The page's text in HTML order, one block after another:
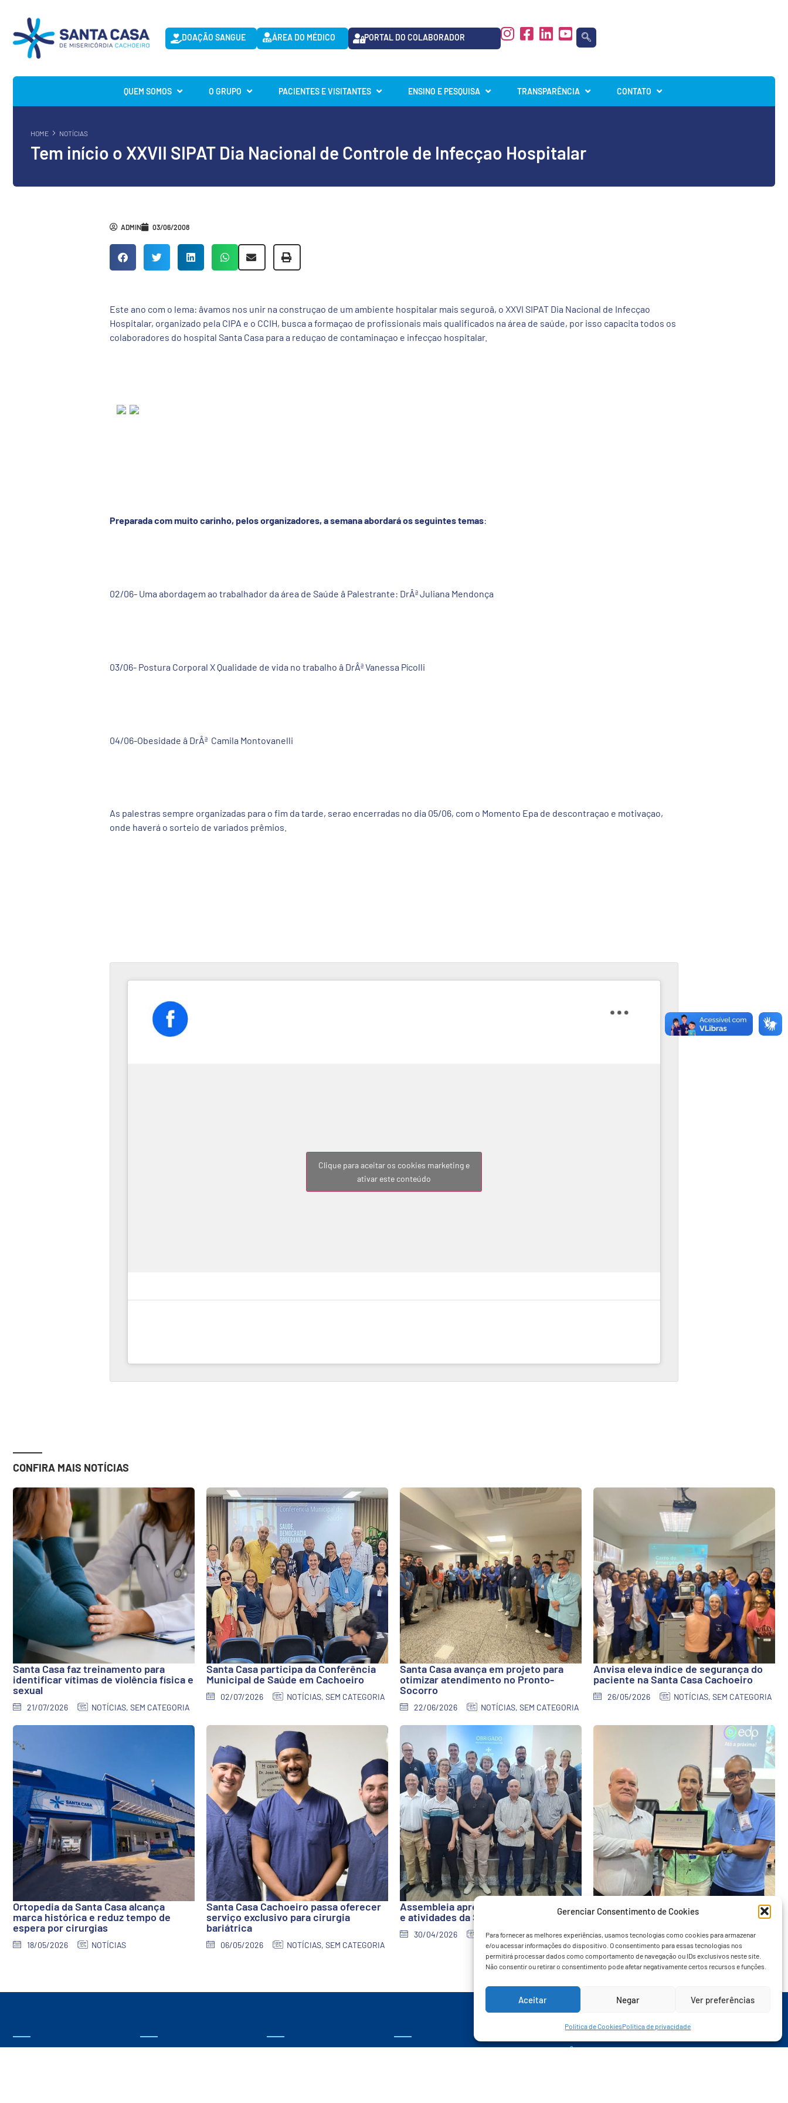
Gerenciar Consentimento de Cookies
Para fornecer as melhores experiências, usamos tecnologias como cookies para armazenar
e/ou acessar informações do dispositivo. O consentimento para essas tecnologias nos
permitirá processar dados como comportamento de navegação ou IDs exclusivos neste site.
Não consentir ou retirar o consentimento pode afetar negativamente certos recursos e funções.
Aceitar Negar Ver preferências
Política de CookiesPolítica de privacidade
DOAÇÃO SANGUE ÁREA DO MÉDICO PORTAL DO COLABORADOR
QUEM SOMOS O GRUPO PACIENTES E VISITANTES ENSINO E PESQUISA TRANSPARÊNCIA CONTATO
HOME NOTÍCIAS
Tem início o XXVII SIPAT Dia Nacional de Controle de Infecçao Hospitalar
ADMIN 03/06/2008
Este ano com o lema: âvamos nos unir na construçao de um ambiente hospitalar mais seguroâ, o XXVI SIPAT Dia Nacional de Infecçao
Hospitalar, organizado pela CIPA e o CCIH, busca a formaçao de profissionais mais qualificados na área de saúde, por isso capacita todos os
colaboradores do hospital Santa Casa para a reduçao de contaminaçao e infecçao hospitalar.
Preparada com muito carinho, pelos organizadores, a semana abordará os seguintes temas:
02/06- Uma abordagem ao trabalhador da área de Saúde â Palestrante: DrÂª Juliana Mendonça
03/06- Postura Corporal X Qualidade de vida no trabalho â DrÂª Vanessa Pícolli
04/06-Obesidade â DrÂª Camila Montovanelli
As palestras sempre organizadas para o fim da tarde, serao encerradas no dia 05/06, com o Momento Epa de descontraçao e motivaçao,
onde haverá o sorteio de variados prêmios.
Clique para aceitar os cookies marketing e
ativar este conteúdo
CONFIRA MAIS NOTÍCIAS
Santa Casa faz treinamento para
identificar vítimas de violência física e
sexual
21/07/2026 NOTÍCIAS, SEM CATEGORIA
Santa Casa participa da Conferência
Municipal de Saúde em Cachoeiro
02/07/2026 NOTÍCIAS, SEM CATEGORIA
Santa Casa avança em projeto para
otimizar atendimento no Pronto-
Socorro
22/06/2026 NOTÍCIAS, SEM CATEGORIA
Anvisa eleva índice de segurança do
paciente na Santa Casa Cachoeiro
26/05/2026 NOTÍCIAS, SEM CATEGORIA
Ortopedia da Santa Casa alcança
marca histórica e reduz tempo de
espera por cirurgias
18/05/2026 NOTÍCIAS
Santa Casa Cachoeiro passa oferecer
serviço exclusivo para cirurgia
bariátrica
06/05/2026 NOTÍCIAS, SEM CATEGORIA
Assembleia aprova relatório de contas
e atividades da Santa Casa
30/04/2026 NOTÍCIAS
Santa Casa orienta colaboradores
sobre consumo consciente de energia
09/04/2026 NOTÍCIAS,SEM CATEGORIA
QUEM SOMOS O GRUPO PACIENTES E VISITANTES ENSINO E PESQUISA TRANSPARÊNCIA CONTATO
Santa Casa, em que posso te